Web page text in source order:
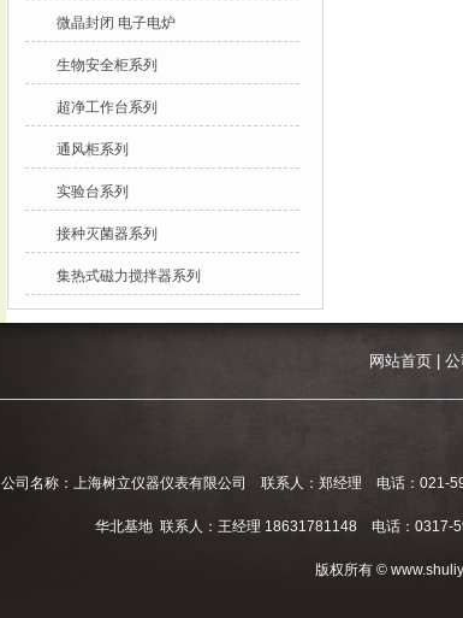
微晶封闭 电子电炉
生物安全柜系列
超净工作台系列
通风柜系列
实验台系列
接种灭菌器系列
集热式磁力搅拌器系列
网站首页|
公司名称：上海树立仪器仪表有限公司 联系人：郑经理 电话：
华北基地 联系人：王经理 18631781148 电话：
版权所有 ©